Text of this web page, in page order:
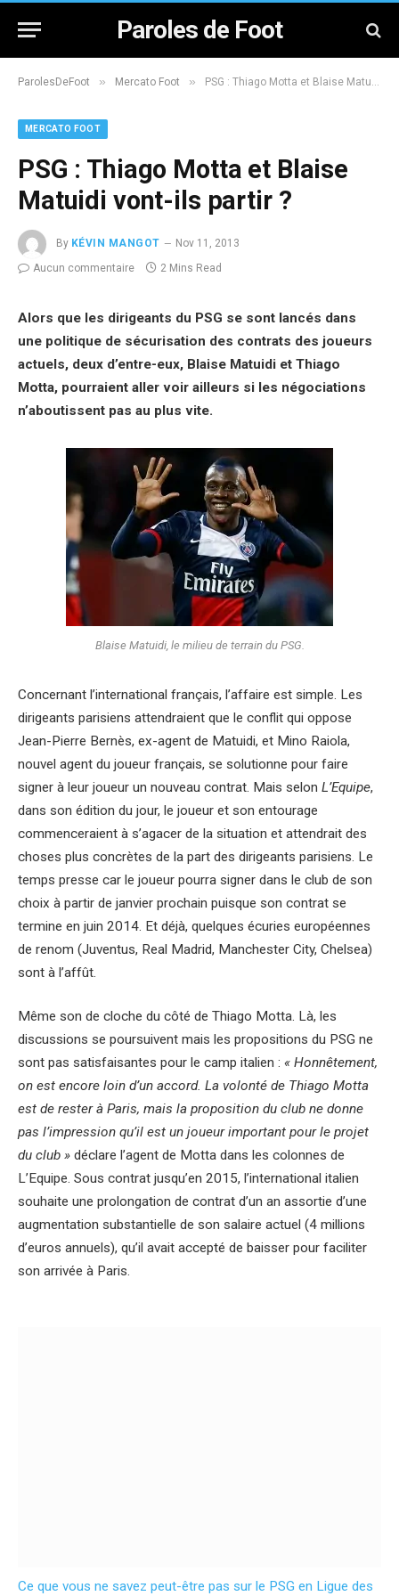
Paroles de Foot
ParolesDeFoot » Mercato Foot » PSG : Thiago Motta et Blaise Matuidi vont-ils partir ?
MERCATO FOOT
PSG : Thiago Motta et Blaise
Matuidi vont-ils partir ?
By KÉVIN MANGOT
Nov 11, 2013
Aucun commentaire
2 Mins Read
Alors que les dirigeants du PSG se sont lancés dans
une politique de sécurisation des contrats des joueurs
actuels, deux d’entre-eux, Blaise Matuidi et Thiago
Motta, pourraient aller voir ailleurs si les négociations
n’aboutissent pas au plus vite.
Blaise Matuidi, le milieu de terrain du PSG.
Concernant l’international français, l’affaire est simple. Les
dirigeants parisiens attendraient que le conflit qui oppose
Jean-Pierre Bernès, ex-agent de Matuidi, et Mino Raiola,
nouvel agent du joueur français, se solutionne pour faire
signer à leur joueur un nouveau contrat. Mais selon L’Equipe,
dans son édition du jour, le joueur et son entourage
commenceraient à s’agacer de la situation et attendrait des
choses plus concrètes de la part des dirigeants parisiens. Le
temps presse car le joueur pourra signer dans le club de son
choix à partir de janvier prochain puisque son contrat se
termine en juin 2014. Et déjà, quelques écuries européennes
de renom (Juventus, Real Madrid, Manchester City, Chelsea)
sont à l’affût.
Même son de cloche du côté de Thiago Motta. Là, les
discussions se poursuivent mais les propositions du PSG ne
sont pas satisfaisantes pour le camp italien : « Honnêtement,
on est encore loin d’un accord. La volonté de Thiago Motta
est de rester à Paris, mais la proposition du club ne donne
pas l’impression qu’il est un joueur important pour le projet
du club » déclare l’agent de Motta dans les colonnes de
L’Equipe. Sous contrat jusqu’en 2015, l’international italien
souhaite une prolongation de contrat d’un an assortie d’une
augmentation substantielle de son salaire actuel (4 millions
d’euros annuels), qu’il avait accepté de baisser pour faciliter
son arrivée à Paris.
Ce que vous ne savez peut-être pas sur le PSG en Ligue des